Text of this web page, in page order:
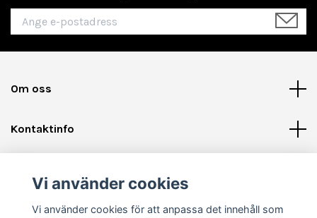
Om oss
Kontaktinfo
Sociala medier
Vi använder cookies
Vi använder cookies för att anpassa det innehåll som